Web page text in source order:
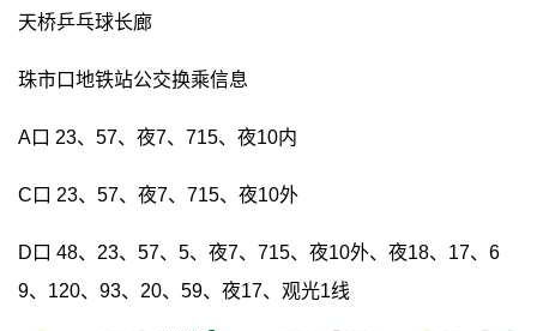
天桥乒乓球长廊
珠市口地铁站公交换乘信息
A口 23、57、夜7、715、夜10内
C口 23、57、夜7、715、夜10外
D口 48、23、57、5、夜7、715、夜10外、夜18、17、6
9、120、93、20、59、夜17、观光1线